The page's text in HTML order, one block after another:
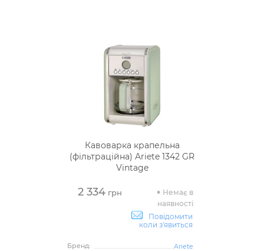
Кавоварка крапельна
(фільтраційна) Ariete 1342 GR
Vintage
2 334грн
Немає в
наявності
Повідомити
коли з'явиться
Бренд:
Ariete